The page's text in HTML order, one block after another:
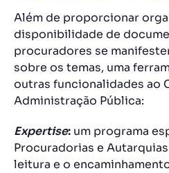
Além de proporcionar
disponibilidade de
procuradores se
sobre os temas, uma
outras funcionalidades ao
Administração Pública:
Expertise: um programa
Procuradorias e
leitura e o